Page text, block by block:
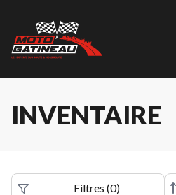
INVENTAIRE
Filtres (0)